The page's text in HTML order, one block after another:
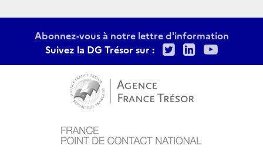
Abonnez-vous à notre lettre d'information
Suivez la DG Trésor sur :
TwitterLinkedIn